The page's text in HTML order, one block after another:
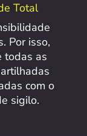
Total
Por isso,
todas as
com o
sigilo.